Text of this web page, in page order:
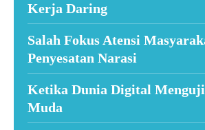
Kerja Daring
Salah Fokus Atensi
Penyesatan Narasi
Ketika Dunia Digital
Muda